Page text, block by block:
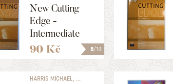
8/10
New Cutting
Edge -
Intermediate
Workbook
90 Kč
HARRIS MICHAEL, ...